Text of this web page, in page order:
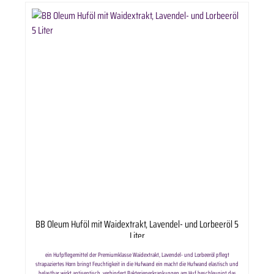
BB Oleum Huföl mit Waidextrakt, Lavendel- und Lorbeeröl 5
Liter
ein Hufpflegemittel der Premiumklasse Waidextrakt, Lavendel- und Lorbeeröl pflegt
strapaziertes Horn bringt Feuchtigkeit in die Hufwand ein macht die Hufwand elastisch und